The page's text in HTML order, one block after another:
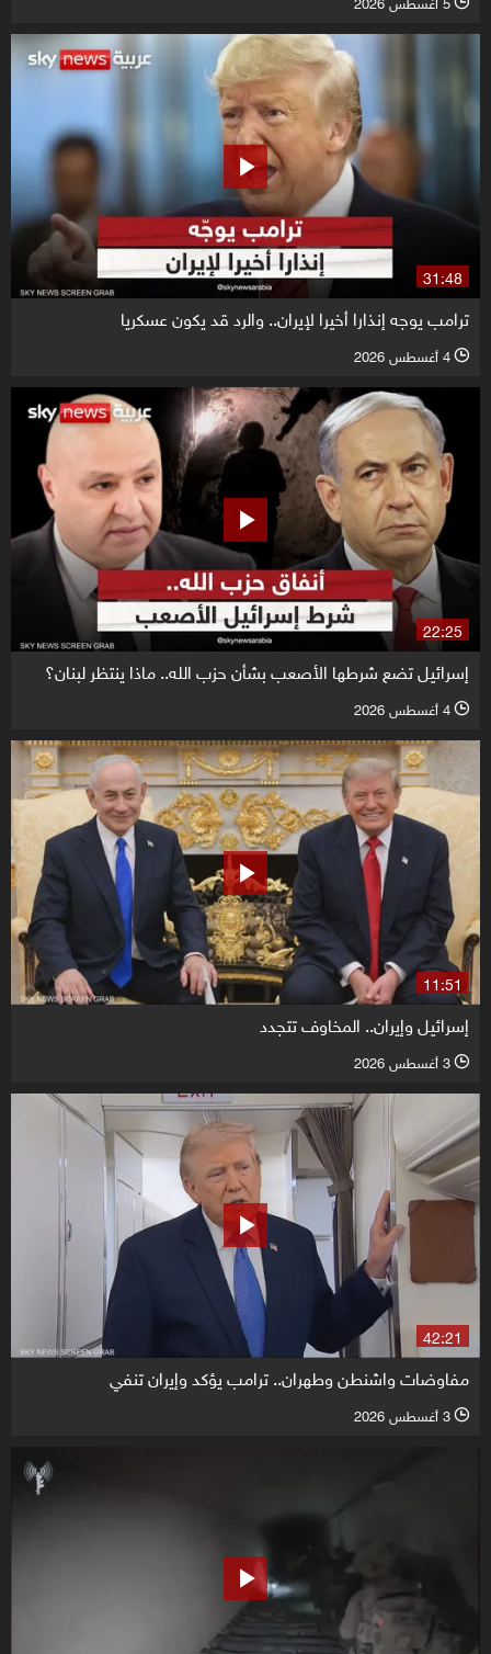
31:48
ترامب يوجه إنذارا أخيرا لإيران.. والرد قد يكون عسكريا
l 4 أغسطس 2026
22:25
إسرائيل تضع شرطها الأصعب بشأن حزب الله.. ماذا ينتظر لبنان؟
l 4 أغسطس 2026
11:51
إسرائيل وإيران.. المخاوف تتجدد
l 3 أغسطس 2026
42:21
مفاوضات واشنطن وطهران.. ترامب يؤكد وإيران تنفي
l 3 أغسطس 2026